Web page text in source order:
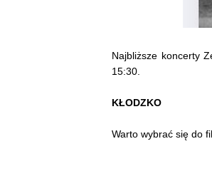
Najbliższe koncerty
15:30.
KŁODZKO
Warto wybrać się do